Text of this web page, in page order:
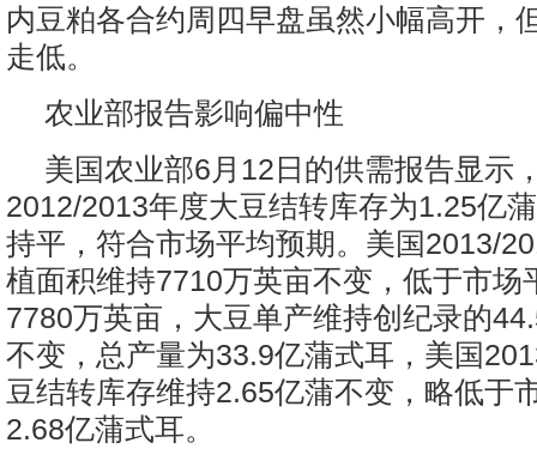
内豆粕各合约周四早盘虽然小幅高开，
走低。
农业部报告影响偏中性
美国农业部6月12日的供需报告显示
2012/2013年度大豆结转库存为1.25亿
持平，符合市场平均预期。美国2013/
植面积维持7710万英亩不变，低于市场
7780万英亩，大豆单产维持创纪录的
不变，总产量为33.9亿蒲式耳，美国
豆结转库存维持2.65亿蒲不变，略低于
2.68亿蒲式耳。